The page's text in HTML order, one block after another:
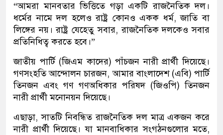
“আমরা মানবতার ভিত্তিতে গড়া একটি রাজনৈতিক দল।
ধর্মের নামে দল হলেও রাষ্ট্র কোনও একক ধর্ম, জাতি বা
লিঙ্গের নয়। রাষ্ট্র যেহেতু সবার, রাজনৈতিক দলকেও সবার
প্রতিনিধিত্ব করতে হবে।”
জাতীয় পার্টি (জিএম কাদের) পাঁচজন নারী প্রার্থী দিয়েছে।
গণসংহতি আন্দোলন চারজন, আমার বাংলাদেশ (এবি) পার্টি
তিনজন এবং গণ গণঅধিকার পরিষদ (জিওপি) তিনজন
নারী প্রার্থী মনোনয়ন দিয়েছে।
এছাড়া, সাতটি নিবন্ধিত রাজনৈতিক দল মাত্র একজন করে
নারী প্রার্থী দিয়েছে। যা মানবাধিকার সংগঠনগুলোর মতে,